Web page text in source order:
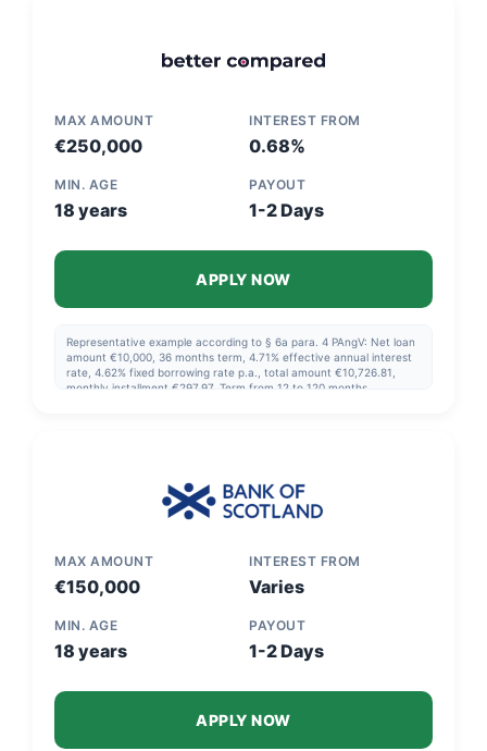
MAX AMOUNT
€250,000
INTEREST FROM
0.68%
MIN. AGE
18 years
PAYOUT
1-2 Days
APPLY NOW
Representative example according to § 6a para. 4 PAngV: Net loan
amount €10,000, 36 months term, 4.71% effective annual interest
rate, 4.62% fixed borrowing rate p.a., total amount €10,726.81,
monthly installment €297.97. Term from 12 to 120 months.
MAX AMOUNT
€150,000
INTEREST FROM
Varies
MIN. AGE
18 years
PAYOUT
1-2 Days
APPLY NOW